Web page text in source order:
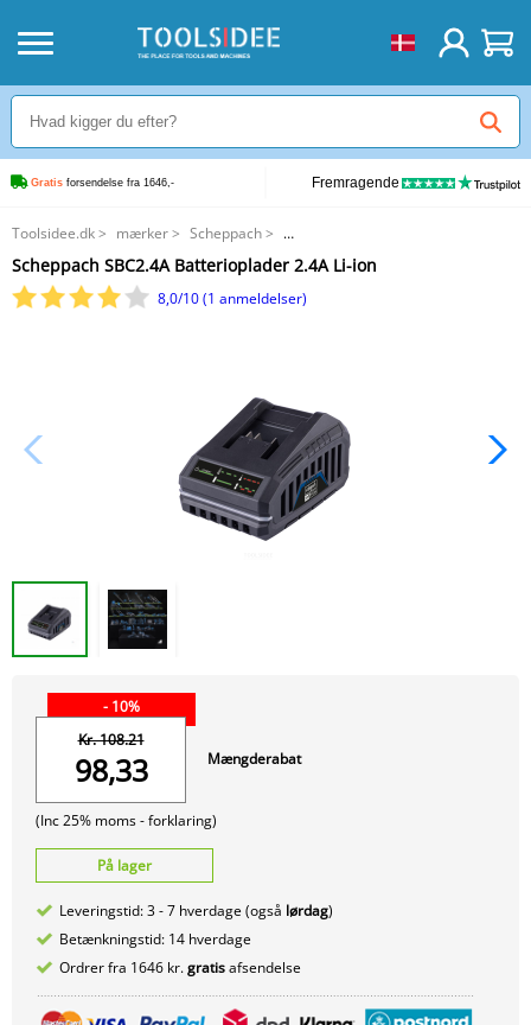
Gratis forsendelse fra 1646,- Fremragende
Toolsidee.dk> mærker> Scheppach>
Scheppach SBC2.4A Batterioplader 2.4A Li-ion
Scheppach SBC2.4A Batterioplader 2.4A Li-ion
8,0/10 (1 anmeldelser)
- 10%
Kr. 108.21
98,33
(Inc 25% moms -forklaring)
Mængderabat
På lager
Leveringstid: 3 - 7 hverdage (også lørdag)
Betænkningstid: 14 hverdage
Ordrer fra 1646 kr.gratisafsendelse